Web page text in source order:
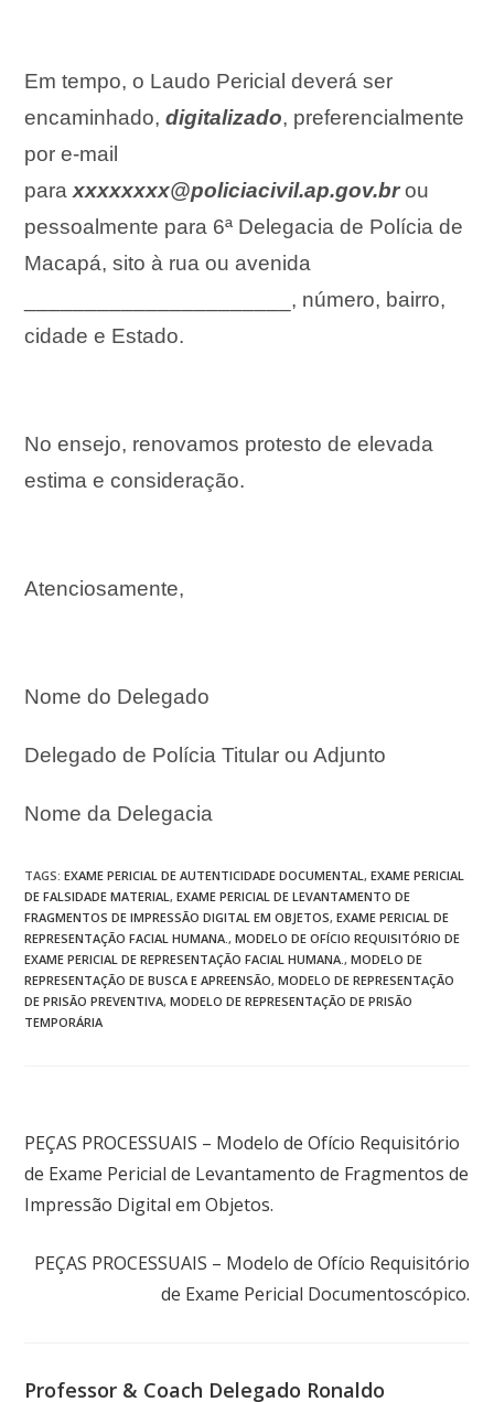
Em tempo, o Laudo Pericial deverá ser
encaminhado,digitalizado, preferencialmente
por e-mail
para xxxxxxxx@policiacivil.ap.gov.brou
pessoalmente para 6ª Delegacia de Polícia de
Macapá, sito à rua ou avenida
______________________, número, bairro,
cidade e Estado.
No ensejo, renovamos protesto de elevada
estima e consideração.
Atenciosamente,
Nome do Delegado
Delegado de Polícia Titular ou Adjunto
Nome da Delegacia
TAGS:EXAME PERICIAL DE AUTENTICIDADE DOCUMENTAL , EXAME PERICIAL
DE FALSIDADE MATERIAL , EXAME PERICIAL DE LEVANTAMENTO DE
FRAGMENTOS DE IMPRESSÃO DIGITAL EM OBJETOS, EXAME PERICIAL DE
REPRESENTAÇÃO FACIAL HUMANA. , MODELO DE OFÍCIO REQUISITÓRIO DE
EXAME PERICIAL DE REPRESENTAÇÃO FACIAL HUMANA. , MODELO DE
REPRESENTAÇÃO DE BUSCA E APREENSÃO, MODELO DE REPRESENTAÇÃO
DE PRISÃO PREVENTIVA, MODELO DE REPRESENTAÇÃO DE PRISÃO
TEMPORÁRIA
PEÇAS PROCESSUAIS – Modelo de Ofício Requisitório
de Exame Pericial de Levantamento de Fragmentos de
Impressão Digital em Objetos.
PEÇAS PROCESSUAIS – Modelo de Ofício Requisitório
de Exame Pericial Documentoscópico.
Professor & Coach Delegado Ronaldo